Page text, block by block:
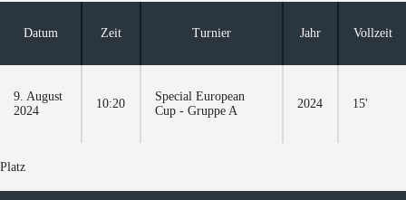
Datum Zeit Turnier Jahr Vollzeit
9. August
2024
10:20
Special European
Cup - Gruppe A
2024 15'
Platz